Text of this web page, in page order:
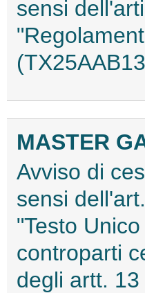
sensi
MASTER
Avviso di
sensi
"Testo
controparti
degli artt.